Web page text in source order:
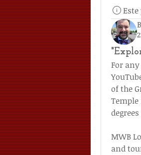
For
of the
MWB
and